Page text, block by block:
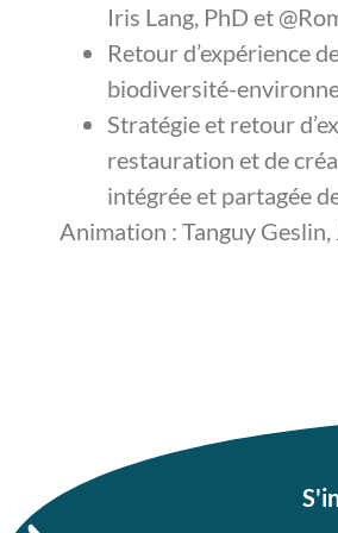
Iris Lang, PhD et
Retour d’expérience
biodiversité-
Stratégie et retour
restauration et de
intégrée et partagée
Animation : Tanguy